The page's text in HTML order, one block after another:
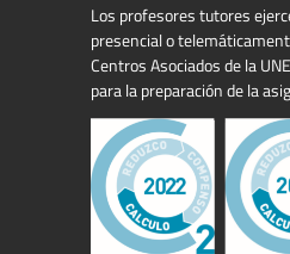
Los profesores tutores
presencial o
Centros Asociados de la
para la preparación de la